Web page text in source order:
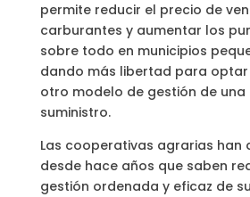
permite reducir el precio de
carburantes y aumentar los
sobre todo en municipios
dando más libertad para
otro modelo de gestión de una
suministro.
Las cooperativas agrarias han
desde hace años que saben
gestión ordenada y eficaz de